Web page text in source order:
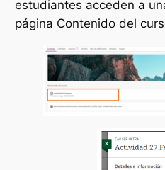
estudiantes acceden a
página Contenido del